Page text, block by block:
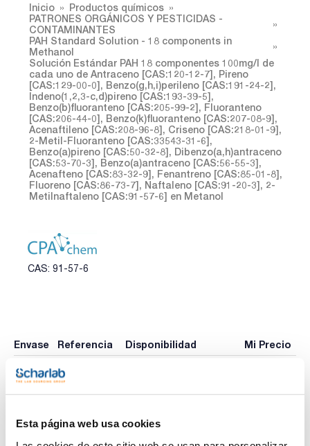
Esta página web usa cookies
Inicio
Productos químicos
PATRONES ORGÁNICOS Y PESTICIDAS -
CONTAMINANTES
PAH Standard Solution - 18 components in
Methanol
Solución Estándar PAH 18 componentes 100mg/l de
cada uno de Antraceno [CAS:120-12-7], Pireno
[CAS:129-00-0], Benzo(g,h,i)perileno [CAS:191-24-2],
Indeno(1,2,3-c,d)pireno [CAS:193-39-5],
Benzo(b)fluoranteno [CAS:205-99-2], Fluoranteno
[CAS:206-44-0], Benzo(k)fluoranteno [CAS:207-08-9],
Acenaftileno [CAS:208-96-8], Criseno [CAS:218-01-9],
2-Metil-Fluoranteno [CAS:33543-31-6],
Benzo(a)pireno [CAS:50-32-8], Dibenzo(a,h)antraceno
[CAS:53-70-3], Benzo(a)antraceno [CAS:56-55-3],
Acenafteno [CAS:83-32-9], Fenantreno [CAS:85-01-8],
Fluoreno [CAS:86-73-7], Naftaleno [CAS:91-20-3], 2-
Metilnaftaleno [CAS:91-57-6] en Metanol
CAS: 91-57-6
Envase Referencia Disponibilidad Mi Precio
x1ml CPAF112201
Imprimir ficha de